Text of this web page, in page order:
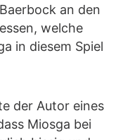
an den
welche
in diesem Spiel
der Autor eines
Miosga bei